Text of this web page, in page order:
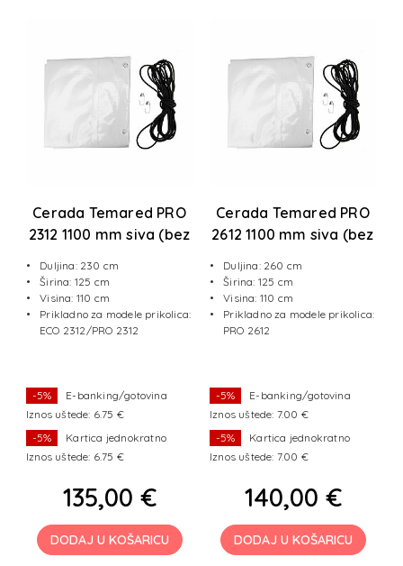
Cerada Temared PRO
2312 1100 mm siva (bez
Duljina: 230 cm
Širina: 125 cm
Visina: 110 cm
Prikladno za modele prikolica:
ECO 2312/PRO 2312
-5%
E-banking/gotovina
Iznos uštede: 6.75 €
-5%
Kartica jednokratno
Iznos uštede: 6.75 €
135,00 €
DODAJ U KOŠARICU
Cerada Temared PRO
2612 1100 mm siva (bez
Duljina: 260 cm
Širina: 125 cm
Visina: 110 cm
Prikladno za modele prikolica:
PRO 2612
-5%
E-banking/gotovina
Iznos uštede: 7.00 €
-5%
Kartica jednokratno
Iznos uštede: 7.00 €
140,00 €
DODAJ U KOŠARICU